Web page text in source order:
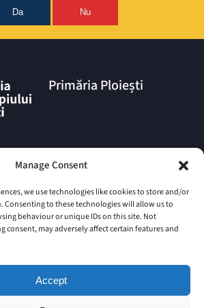
Manage Consent
we use technologies like cookies to store and/or
Consenting to these technologies will allow us to
behaviour or unique IDs on this site. Not
consent, may adversely affect certain features and
Accept
Da Nu
cod
595
Primăria Ploiești